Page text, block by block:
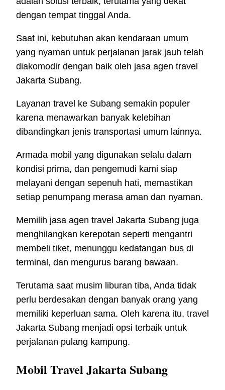
dengan tempat tinggal Anda.
Saat ini, kebutuhan akan kendaraan umum
yang nyaman untuk perjalanan jarak jauh telah
diakomodir dengan baik oleh jasa agen travel
Jakarta Subang.
Layanan travel ke Subang semakin populer
karena menawarkan banyak kelebihan
dibandingkan jenis transportasi umum lainnya.
Armada mobil yang digunakan selalu dalam
kondisi prima, dan pengemudi kami siap
melayani dengan sepenuh hati, memastikan
setiap penumpang merasa aman dan nyaman.
Memilih jasa agen travel Jakarta Subang juga
menghilangkan kerepotan seperti mengantri
membeli tiket, menunggu kedatangan bus di
terminal, dan mengurus barang bawaan.
Terutama saat musim liburan tiba, Anda tidak
perlu berdesakan dengan banyak orang yang
memiliki keperluan sama. Oleh karena itu, travel
Jakarta Subang menjadi opsi terbaik untuk
perjalanan pulang kampung.
Mobil Travel Jakarta Subang